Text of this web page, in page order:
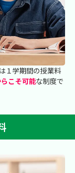
１学期間の授業料
こそ可能な制度で